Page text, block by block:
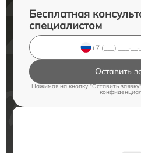
Бесплатная
специалистом
Оставить
Нажимая на кнопку "Оставить